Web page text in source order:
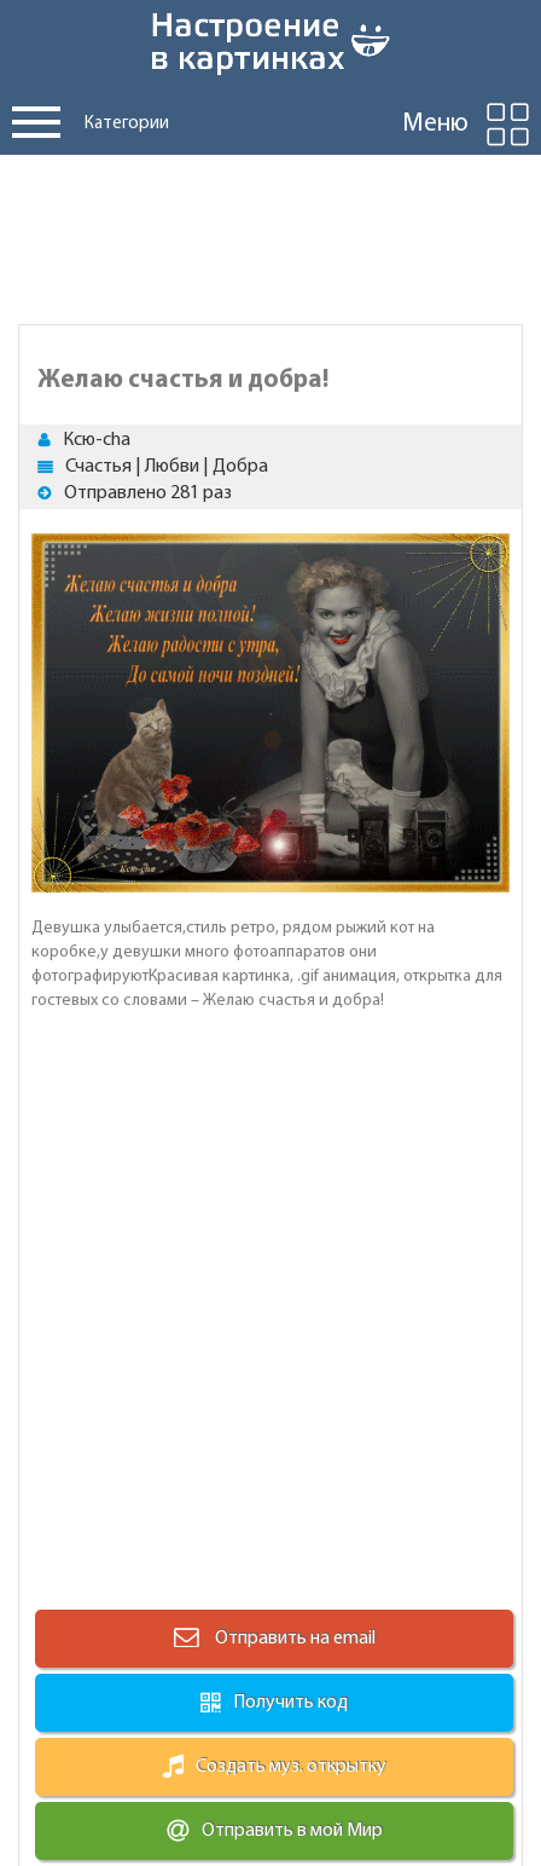
Категории Меню
Желаю счастья и добра!
Ксю-cha
Счастья | Любви | Добра
Отправлено 281 раз
Девушка улыбается,стиль ретро, рядом рыжий кот на
коробке,у девушки много фотоаппаратов они
фотографируютКрасивая картинка, .gif анимация, открытка для
гостевых со словами – Желаю счастья и добра!
Отправить на email
Получить код
Создать муз. открытку
Отправить в мой Мир